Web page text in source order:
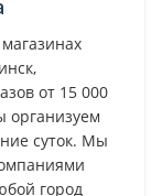
от 15 000
организуем
суток. Мы
город